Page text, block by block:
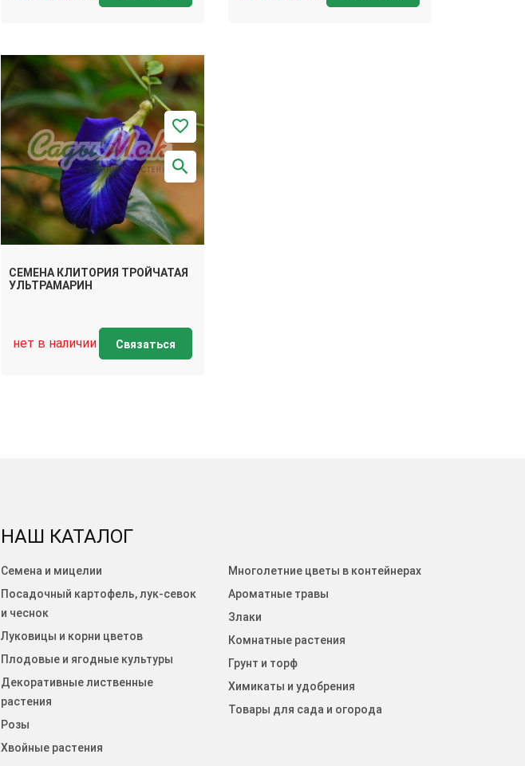
СЕМЕНА КЛИТОРИЯ ТРОЙЧАТАЯ
УЛЬТРАМАРИН
нет в наличии Связаться
НАШ КАТАЛОГ
Семена и мицелии
Посадочный картофель, лук-севок
и чеснок
Луковицы и корни цветов
Плодовые и ягодные культуры
Декоративные лиственные
растения
Розы
Хвойные растения
Многолетние цветы в контейнерах
Ароматные травы
Злаки
Комнатные растения
Грунт и торф
Химикаты и удобрения
Товары для сада и огорода